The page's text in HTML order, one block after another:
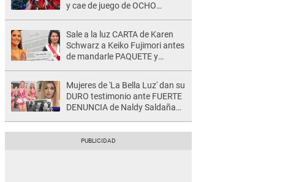
y cae de juego de OCHO
Sale a la luz CARTA de Karen
Schwarz a Keiko Fujimori antes
de mandarle PAQUETE y
Mujeres de 'La Bella Luz' dan su
DURO testimonio ante FUERTE
DENUNCIA de Naldy Saldaña